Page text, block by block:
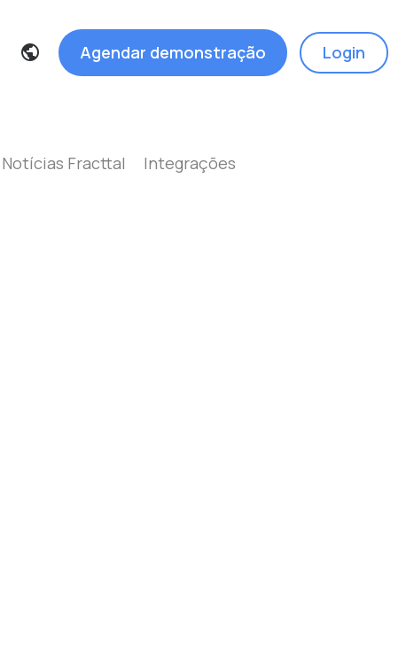
Agendar demonstração Login
Notícias Fracttal Integrações